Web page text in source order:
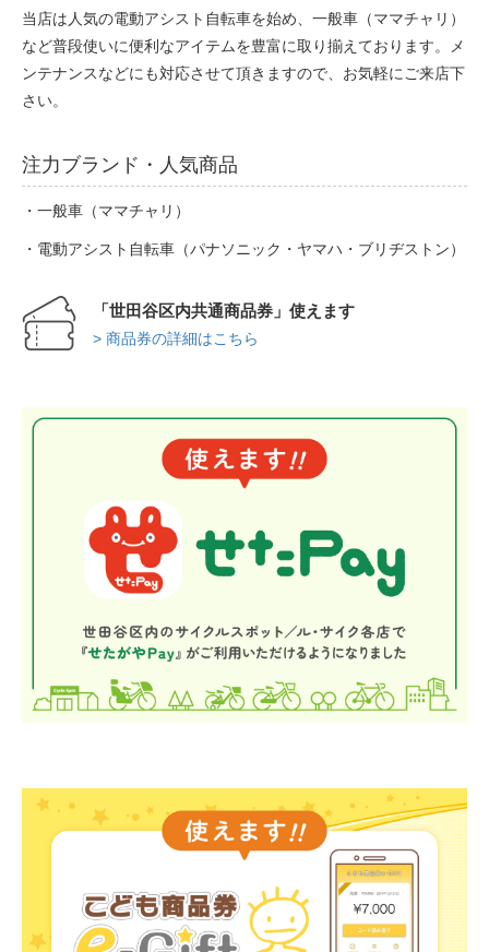
イベント
求人情報
募集中の求人情報
その他
お問い合わせ
会社概要
当店は人気の電動アシスト自転車を始め、一般車（ママチャリ）
など普段使いに便利なアイテムを豊富に取り揃えております。メ
ンテナンスなどにも対応させて頂きますので、お気軽にご来店下
さい。
注力ブランド・人気商品
・一般車（ママチャリ）
・電動アシスト自転車（パナソニック・ヤマハ・ブリヂストン）
「世田谷区内共通商品券」使えます
> 商品券の詳細はこちら